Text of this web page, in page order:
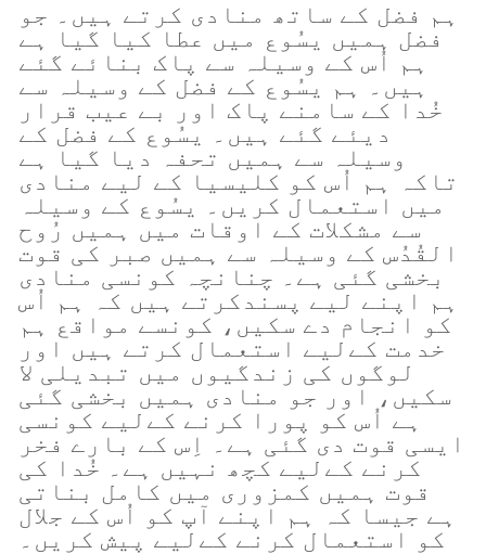
ہم فضل کے ساتھ منادی کرتے ہیں۔ جو
فضل ہمیں یسُوع میں عطا کیا گیا ہے
ہم اُس کے وسیلہ سے پاک بنائے گئے
ہیں۔ ہم یسُوع کے فضل کے وسیلہ سے
خُدا کے سامنے پاک اور بے عیب قرار
دیئے گئے ہیں۔ یسُوع کے فضل کے
وسیلہ سے ہمیں تحفہ دیا گیا ہے
تاکہ ہم اُس کو کلیسیا کے لیے منادی
میں استعمال کریں۔ یسُوع کے وسیلہ
سے مشکلات کے اوقات میں ہمیں رُوح
القُدُس کے وسیلہ سے ہمیں صبر کی قوت
بخشی گئی ہے۔ چنانچہ کونسی منادی
ہم اپنے لیے پسندکرتے ہیں کہ ہم اُس
کو انجام دے سکیں، کونسے مواقع ہم
خدمت کےلیے استعمال کرتے ہیں اور
لوگوں کی زندگیوں میں تبدیلی لا
سکیں، اور جو منادی ہمیں بخشی گئی
ہے اُس کو پورا کرنے کےلیے کونسی
ایسی قوت دی گئی ہے۔ اِس کے بارے فخر
کرنے کےلیے کچھ نہیں ہے۔ خُدا کی
قوت ہمیں کمزوری میں کامل بناتی
ہے جیسا کہ ہم اپنے آپ کو اُس کے جلال
کو استعمال کرنے کےلیے پیش کریں۔